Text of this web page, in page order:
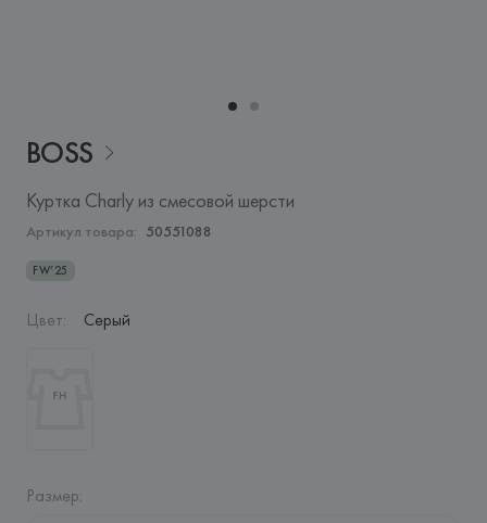
BOSS
Куртка Charly из смесовой шерсти
Артикул товара: 50551088
FW’25
Цвет: Серый
Размер: